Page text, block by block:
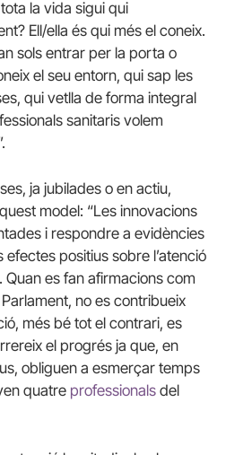
la vida sigui qui
Ell/ella és qui més el coneix.
sols entrar per la porta o
el seu entorn, qui sap les
qui vetlla de forma integral
sanitaris volem
ja jubilades o en actiu,
model: “Les innovacions
i respondre a evidències
positius sobre l’atenció
es fan afirmacions com
no es contribueix
més bé tot el contrari, es
el progrés ja que, en
obliguen a esmerçar temps
quatre professionals del